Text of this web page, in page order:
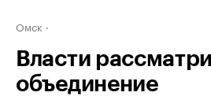
Омск
Власти
объединение